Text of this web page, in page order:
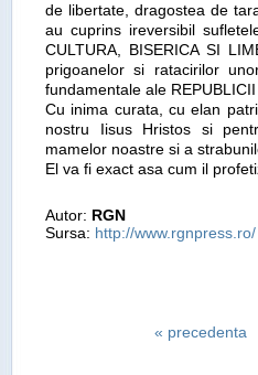
de libertate, dragostea de
au cuprins ireversibil
CULTURA, BISERICA SI
prigoanelor si ratacirilor
fundamentale ale
Cu inima curata, cu elan
nostru Iisus Hristos si
mamelor noastre si a
El va fi exact asa cum il
Autor: RGN
Sursa: http://www.rgnpress.ro/
« precedenta